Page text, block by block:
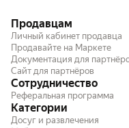
Продавцам
Личный кабинет продавца
Продавайте на Маркете
Документация для
Сайт для партнёров
Сотрудничество
Реферальная программа
Категории
Досуг и развлечения